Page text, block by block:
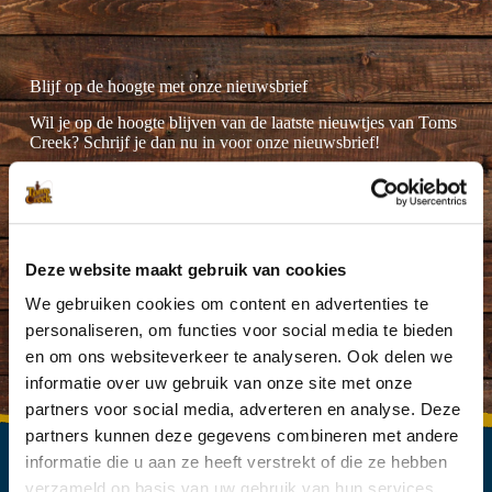
Deze website maakt gebruik van cookies
We gebruiken cookies om content en advertenties te
personaliseren, om functies voor social media te bieden
en om ons websiteverkeer te analyseren. Ook delen we
informatie over uw gebruik van onze site met onze
partners voor social media, adverteren en analyse. Deze
partners kunnen deze gegevens combineren met andere
informatie die u aan ze heeft verstrekt of die ze hebben
Blijf op de hoogte met onze nieuwsbrief
Wil je op de hoogte blijven van de laatste nieuwtjes van Toms
Creek? Schrijf je dan nu in voor onze nieuwsbrief!
Ik ga akkoord met deprivacyverklaring.(Vereist)